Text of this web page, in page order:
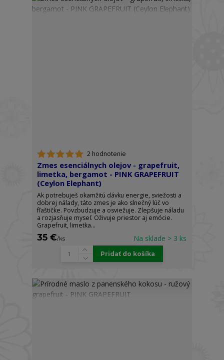
2 hodnotenie
Zmes esenciálnych olejov - grapefruit,
limetka, bergamot - PINK GRAPEFRUIT
(Ceylon Elephant)
Ak potrebuješ okamžitú dávku energie, sviežosti a
dobrej nálady, táto zmes je ako slnečný lúč vo
fľaštičke. Povzbudzuje a osviežuje. Zlepšuje náladu
a rozjasňuje myseľ. Oživuje priestor aj emócie.
Grapefruit, limetka...
35 €/ks Na sklade > 3 ks
Pridať do košíka